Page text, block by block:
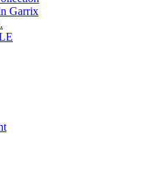
Garrix